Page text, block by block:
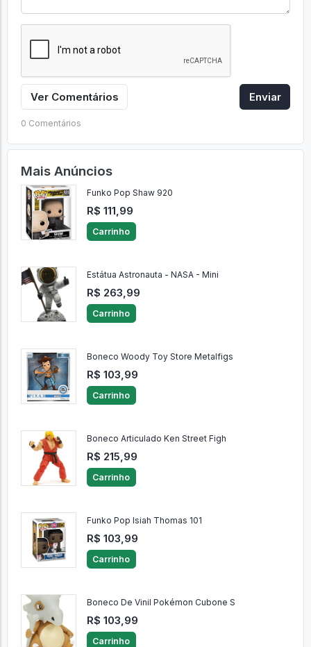
Ver Comentários Enviar
0 Comentários
Mais Anúncios
Funko Pop Shaw 920
R$ 111,99
Carrinho
Estátua Astronauta - NASA - Mini
R$ 263,99
Carrinho
Boneco Woody Toy Store Metalfigs
R$ 103,99
Carrinho
Boneco Articulado Ken Street Figh
R$ 215,99
Carrinho
Funko Pop Isiah Thomas 101
R$ 103,99
Carrinho
Boneco De Vinil Pokémon Cubone S
R$ 103,99
Carrinho